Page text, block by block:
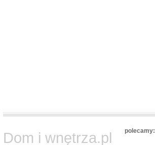
Dom i wnętrza.pl polecamy: